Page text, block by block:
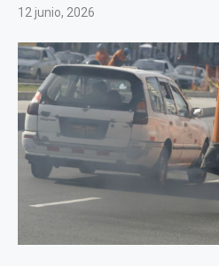
12 junio, 2026